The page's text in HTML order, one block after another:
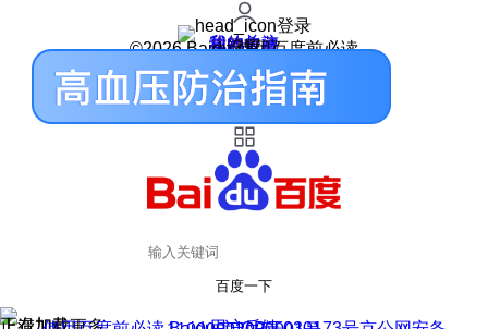
登录
我的关注
我的收藏
皮肤中心
用户反馈
设置
©2026 Baidu 使用百度前必读
百度一下
正在加载